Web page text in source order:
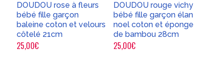
DOUDOU rose à fleurs
bébé fille garçon
baleine coton et velours
côtelé 21cm
25,00€
DOUDOU rouge vichy
bébé fille garçon élan
noel coton et éponge
de bambou 28cm
25,00€